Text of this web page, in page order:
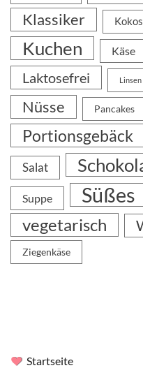
Klassiker Kokos
Kuchen Käse
Laktosefrei Linsen
Nüsse Pancakes
Portionsgebäck
Salat
Suppe Süßes
vegetarisch
Ziegenkäse
Startseite